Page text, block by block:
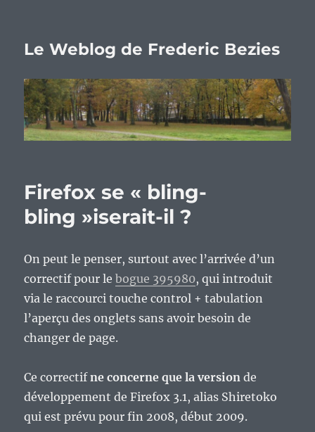
Le Weblog de Frederic Bezies
Firefox se « bling-
bling »iserait-il ?
On peut le penser, surtout avec l’arrivée d’un
correctif pour lebogue 395980, qui introduit
via le raccourci touche control + tabulation
l’aperçu des onglets sans avoir besoin de
changer de page.
Ce correctifne concerne que la version de
développement de Firefox 3.1, alias Shiretoko
qui est prévu pour fin 2008, début 2009.